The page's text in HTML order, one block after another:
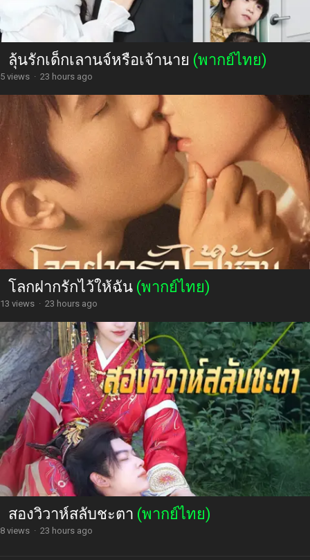
ลุ้นรักเด็กเลานจ์หรือเจ้านาย (พากย์ไทย)
5 views · 23 hours ago
โลกฝากรักไว้ให้ฉัน (พากย์ไทย)
13 views · 23 hours ago
สองวิวาห์สลับชะตา (พากย์ไทย)
8 views · 23 hours ago